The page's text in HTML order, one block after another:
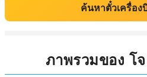
ค้นหาตั๋วเครื่อ
ภาพรวมของ โ